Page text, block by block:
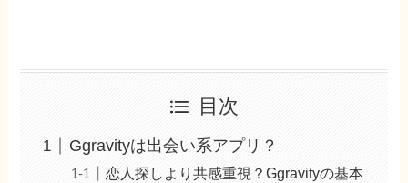
目次
Ggravityは出会い系アプリ？
恋人探しより共感重視？Ggravityの基本